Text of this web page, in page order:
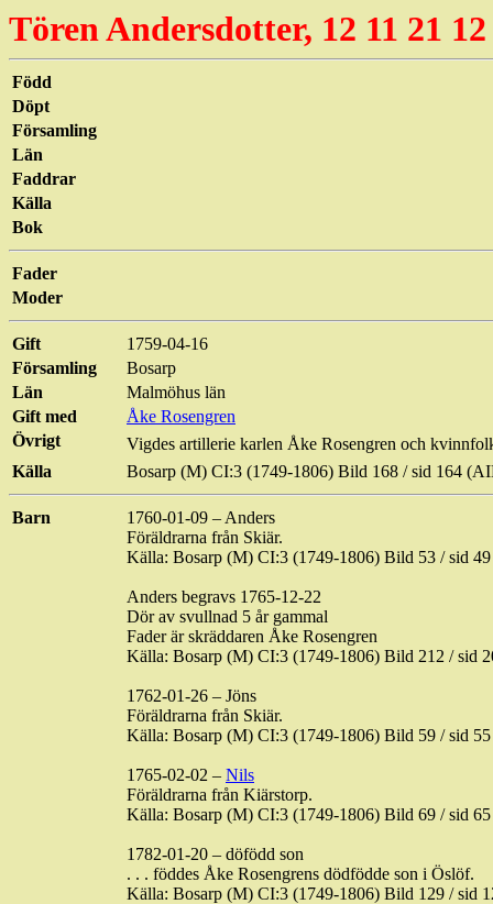
TörenAndersdotter, 12 11 21 12
Född
Döpt
Församling
Län
Faddrar
Källa
Bok
Fader
Moder
Gift
1759-04-16
Församling
Bosarp
Län
Malmöhus län
Gift med
Åke Rosengren
Övrigt
Vigdes artillerie karlen Åke Rosengren och
Källa
Bosarp (M) CI:3 (1749-1806) Bild 168 / sid 164
Barn
1760-01-09 – Anders
Föräldrarna från Skiär.
Källa: Bosarp (M) CI:3 (1749-1806) Bild 53 / sid
Anders begravs 1765-12-22
Dör av svullnad 5 år gammal
Fader är skräddaren Åke Rosengren
Källa: Bosarp (M) CI:3 (1749-1806) Bild 212 / sid
1762-01-26 – Jöns
Föräldrarna från Skiär.
Källa: Bosarp (M) CI:3 (1749-1806) Bild 59 / sid
1765-02-02 – Nils
Föräldrarna från Kiärstorp.
Källa: Bosarp (M) CI:3 (1749-1806) Bild 69 / sid
1782-01-20 – döfödd son
. . . föddes Åke Rosengrens dödfödde son i Öslöf.
Källa: Bosarp (M) CI:3 (1749-1806) Bild 129 / sid